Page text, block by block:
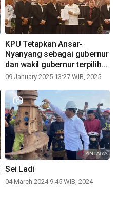
KPU Tetapkan Ansar-
Nyanyang sebagai gubernur
dan wakil gubernur terpilih
periode 2025-2030
09 January 2025 13:27 WIB, 2025
Sei Ladi
04 March 2024 9:45 WIB, 2024